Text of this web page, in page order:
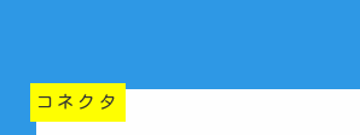
コネクタ